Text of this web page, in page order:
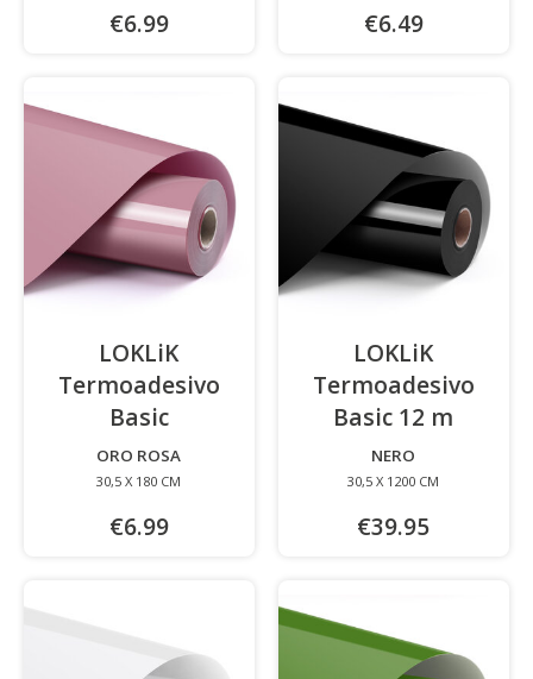
€6.99 €6.49
LOKLiK
Termoadesivo
Basic-
ORO ROSA
30,5 X 180 CM
€6.99
LOKLiK
Termoadesivo
Basic 12 m
NERO
30,5 X 1200 CM
€39.95